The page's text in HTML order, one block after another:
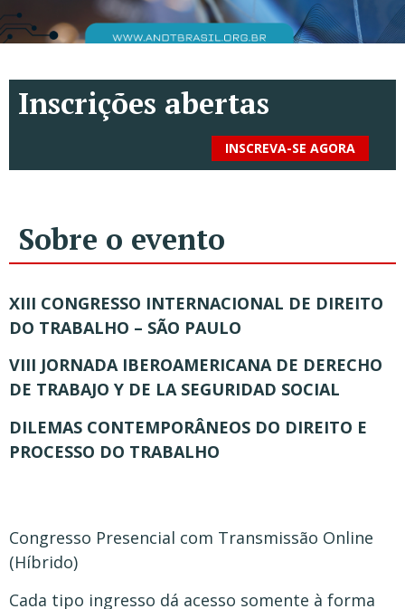
Inscrições abertas
INSCREVA-SE AGORA
Sobre o evento
XIII CONGRESSO INTERNACIONAL DE DIREITO
DO TRABALHO – SÃO PAULO
VIII JORNADA IBEROAMERICANA DE DERECHO
DE TRABAJO Y DE LA SEGURIDAD SOCIAL
DILEMAS CONTEMPORÂNEOS DO DIREITO E
PROCESSO DO TRABALHO
Congresso Presencial com Transmissão Online
(Híbrido)
Cada tipo ingresso dá acesso somente à forma